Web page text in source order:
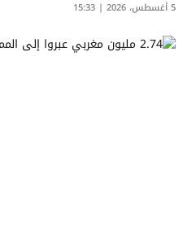
5 أغسطس، 2026 | 15:33